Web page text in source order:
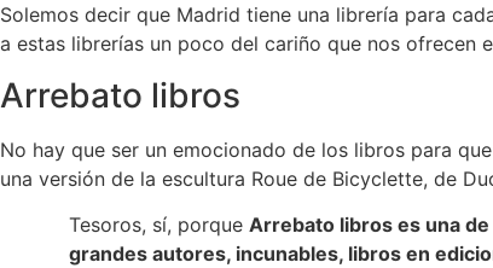
Solemos decir que Madrid tiene una librería para
a estas librerías un poco del cariño que nos ofrecen
Arrebato libros
No hay que ser un emocionado de los libros para
una versión de la escultura Roue de Bicyclette, de
Tesoros, sí, porque Arrebato libros es una
grandes autores, incunables, libros en